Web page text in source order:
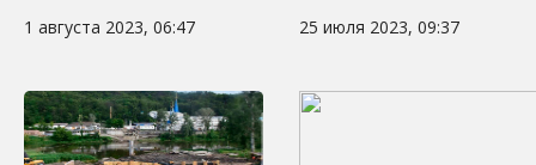
1 августа 2023, 06:47
25 июля 2023, 09:37